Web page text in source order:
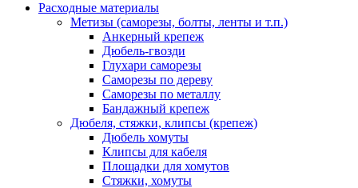
Расходные материалы
Метизы (саморезы, болты, ленты и т.п.)
Анкерный крепеж
Дюбель-гвозди
Глухари саморезы
Саморезы по дереву
Саморезы по металлу
Бандажный крепеж
Дюбеля, стяжки, клипсы (крепеж)
Дюбель хомуты
Клипсы для кабеля
Площадки для хомутов
Стяжки, хомуты